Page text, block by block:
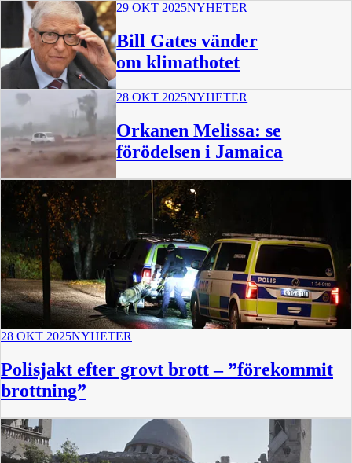
29 OKT 2025NYHETER
Bill Gates vänder
om klimathotet
28 OKT 2025NYHETER
Orkanen Melissa: se
förödelsen i Jamaica
28 OKT 2025NYHETER
Polisjakt efter grovt brott – ”förekommit
brottning”